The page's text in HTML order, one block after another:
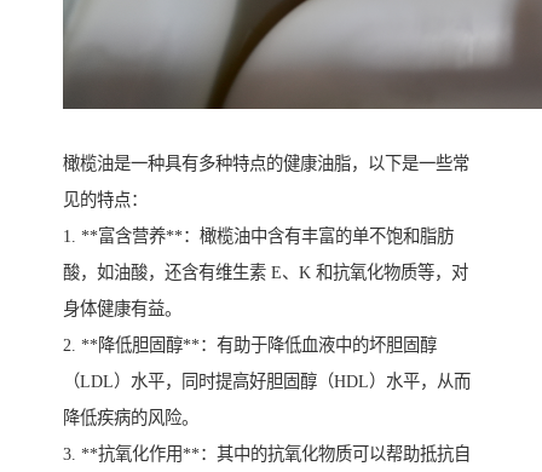
橄榄油是一种具有多种特点的健康油脂，以下是一些常
见的特点：
1. **富含营养**：橄榄油中含有丰富的单不饱和脂肪
酸，如油酸，还含有维生素 E、K 和抗氧化物质等，对
身体健康有益。
2. **降低胆固醇**：有助于降低血液中的坏胆固醇
（LDL）水平，同时提高好胆固醇（HDL）水平，从而
降低疾病的风险。
3. **抗氧化作用**：其中的抗氧化物质可以帮助抵抗自